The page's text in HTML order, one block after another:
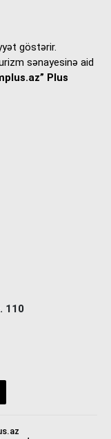
göstərir.
sənayesinə aid
Plus
110